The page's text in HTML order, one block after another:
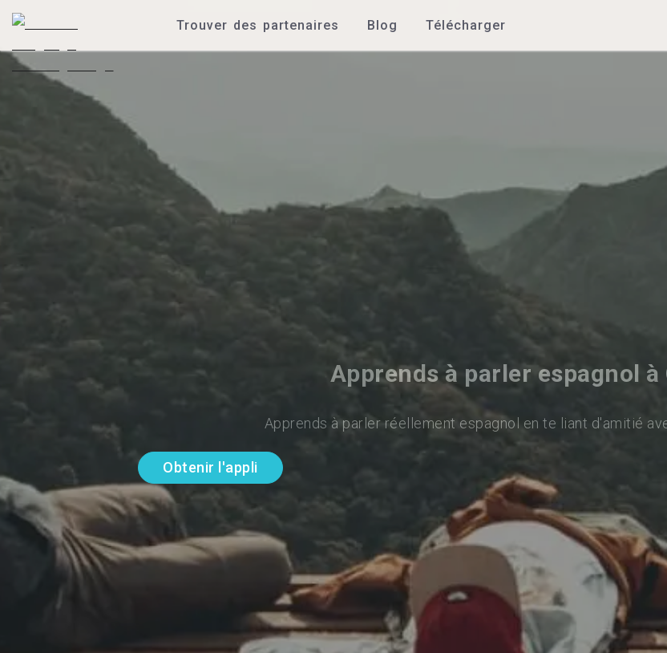
Trouver des partenaires Blog Télécharger
Apprends à parler espagnol à
Apprends à parler réellement espagnol en te liant d'amitié
Obtenir l'appli